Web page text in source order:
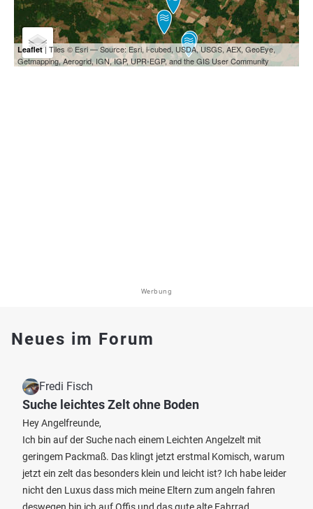
Leaflet| Tiles © Esri — Source: Esri, i-cubed, USDA, USGS, AEX, GeoEye,
Getmapping, Aerogrid, IGN, IGP, UPR-EGP, and the GIS User Community
Werbung
Neues im Forum
Fredi Fisch
Suche leichtes Zelt ohne Boden
Hey Angelfreunde,
Ich bin auf der Suche nach einem Leichten Angelzelt mit
geringem Packmaß. Das klingt jetzt erstmal Komisch, warum
jetzt ein zelt das besonders klein und leicht ist? Ich habe leider
nicht den Luxus dass mich meine Eltern zum angeln fahren